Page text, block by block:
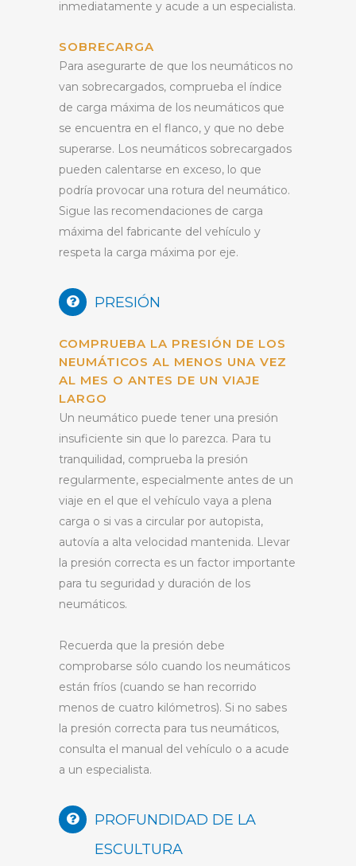
inmediatamente y acude a un especialista.
SOBRECARGA
Para asegurarte de que los neumáticos no
van sobrecargados, comprueba el índice
de carga máxima de los neumáticos que
se encuentra en el flanco, y que no debe
superarse. Los neumáticos sobrecargados
pueden calentarse en exceso, lo que
podría provocar una rotura del neumático.
Sigue las recomendaciones de carga
máxima del fabricante del vehículo y
respeta la carga máxima por eje.
PRESIÓN
COMPRUEBA LA PRESIÓN DE LOS
NEUMÁTICOS AL MENOS UNA VEZ
AL MES O ANTES DE UN VIAJE
LARGO
Un neumático puede tener una presión
insuficiente sin que lo parezca. Para tu
tranquilidad, comprueba la presión
regularmente, especialmente antes de un
viaje en el que el vehículo vaya a plena
carga o si vas a circular por autopista,
autovía a alta velocidad mantenida. Llevar
la presión correcta es un factor importante
para tu seguridad y duración de los
neumáticos.
Recuerda que la presión debe
comprobarse sólo cuando los neumáticos
están fríos (cuando se han recorrido
menos de cuatro kilómetros). Si no sabes
la presión correcta para tus neumáticos,
consulta el manual del vehículo o a acude
a un especialista.
PROFUNDIDAD DE LA
ESCULTURA